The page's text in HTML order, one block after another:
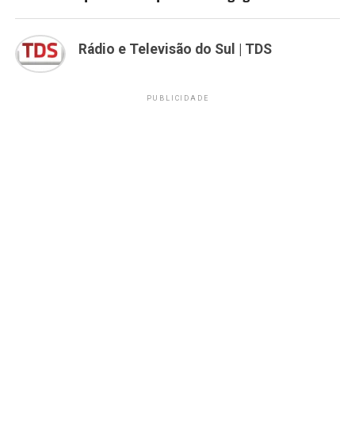
Rádio e Televisão do Sul | TDS
PUBLICIDADE